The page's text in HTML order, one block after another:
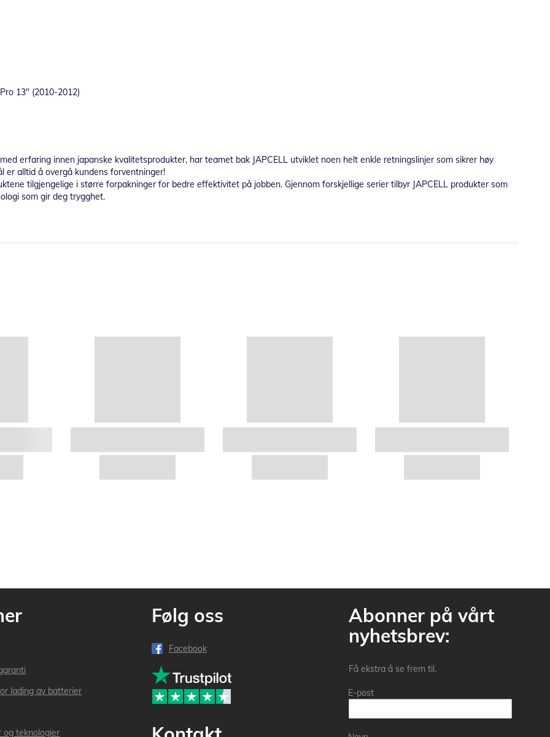
13" (2010-2012)
erfaring innen japanske kvalitetsprodukter, har teamet bak JAPCELL utviklet noen helt enkle retningslinjer som sikrer høy
er alltid å overgå kundens forventninger!
tilgjengelige i større forpakninger for bedre effektivitet på jobben. Gjennom forskjellige serier tilbyr JAPCELL produkter som
som gir deg trygghet.
lading av batterier
og teknologier
Følg oss
Facebook
Abonner på vårt
nyhetsbrev:
Få ekstra å se frem til.
E-post